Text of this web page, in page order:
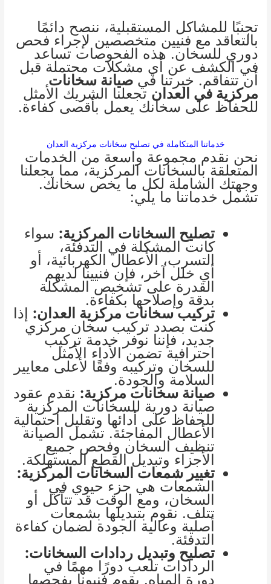
تجنبًا للمشاكل المستقبلية، ننصح دائمًا
بالتعاقد مع فنيين متخصصين لإجراء فحص
دوري للسخان. هذه الفحوصات تساعد
في الكشف عن أي مشكلات محتملة قبل
أن تتفاقم. خبرتنا فيصيانة سخانات
مركزية في العدان تجعلنا الشريك الأمثل
للحفاظ على سخانك يعمل بأقصى كفاءة.
خدماتنا المتكاملة في تصليح سخانات مركزية العدان
نحن نقدم مجموعة واسعة من الخدمات
المتعلقة بالسخانات المركزية، مما يجعلنا
وجهتك الشاملة لكل ما يخص سخانك.
تشمل خدماتنا ما يلي:
تصليح السخانات المركزية: سواء
كانت المشكلة في التدفئة،
التسرب، الأعطال الكهربائية، أو
أي خلل آخر، فإن فنيينا لديهم
القدرة على تشخيص المشكلة
بدقة وإصلاحها بكفاءة.
تركيب سخانات مركزية العدان: إذا
كنت بصدد تركيب سخان مركزي
جديد، فإننا نوفر خدمة تركيب
احترافية تضمن الأداء الأمثل
للسخان وتركيبه وفقًا لأعلى معايير
السلامة والجودة.
صيانة سخانات مركزية: نقدم عقود
صيانة دورية للسخانات المركزية
للحفاظ على أدائها وتقليل احتمالية
الأعطال المفاجئة. تشمل الصيانة
تنظيف السخان وفحص جميع
الأجزاء وتبديل القطع المستهلكة.
تغيير شمعات السخانات المركزية:
الشمعات هي جزء حيوي في
السخان، ومع الوقت قد تتآكل أو
تتلف. نقوم بتبديلها بشمعات
أصلية وعالية الجودة لضمان كفاءة
التدفئة.
تصليح وتبديل ردادات السخانات:
الردادات تلعب دورًا مهمًا في
دورة المياه. يقوم فنيونا بفحصها